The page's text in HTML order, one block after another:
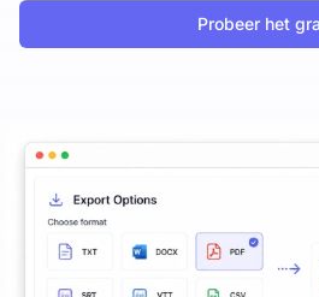
Probeer het